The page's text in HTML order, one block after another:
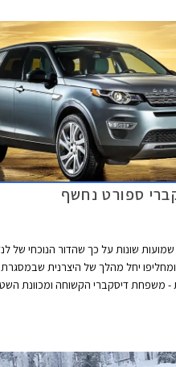
ספורט נחשף
שונות על כך שהדור הנוכחי של
יחל מהלך של היצרנית שבמסגרתו
משפחת דיסקברי הקשוחה ומכוונת